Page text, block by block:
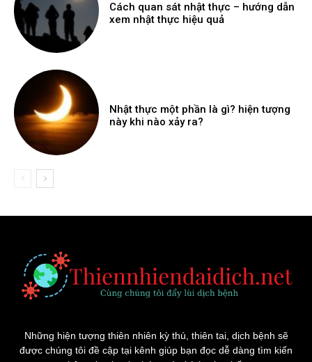
Cách quan sát nhật thực – hướng dẫn
xem nhật thực hiệu quả
Nhật thực một phần là gì? hiện tượng
này khi nào xảy ra?
Những hiện tượng thiên nhiên kỳ thú, thiên tai, dịch bệnh sẽ
được chúng tôi đề cập tại kênh giúp bạn đọc dễ dàng tìm kiến